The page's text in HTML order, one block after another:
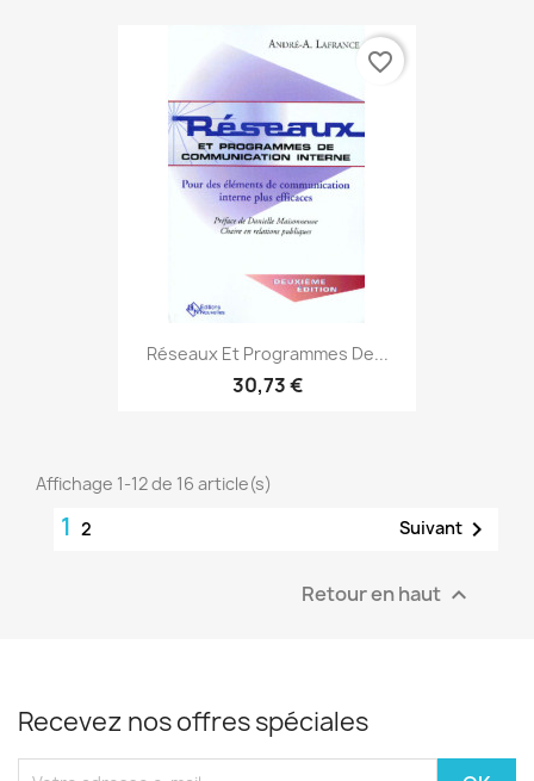
Réseaux Et Programmes De...
30,73 €
favorite_border
Affichage 1-12 de 16 article(s)
1 2 Suivant 
Retour en haut 
Recevez nos offres spéciales